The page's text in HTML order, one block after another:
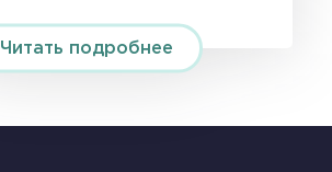
Читать подробнее